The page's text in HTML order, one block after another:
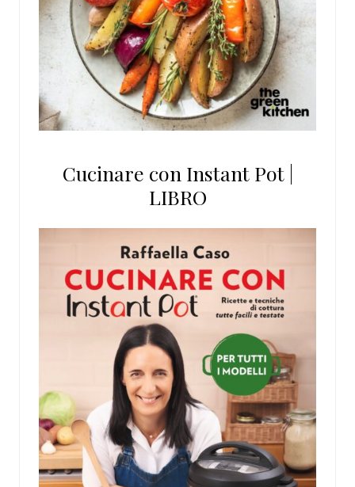
Cucinare con Instant Pot |
LIBRO